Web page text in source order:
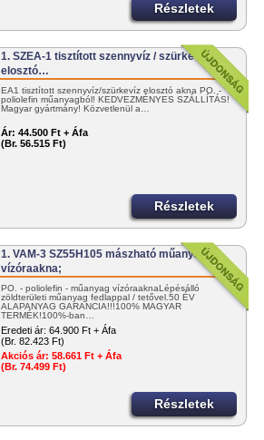
Részletek
1. SZEA-1 tisztított szennyvíz / szürkevíz
elosztó…
EA1 tisztított szennyvíz/szürkevíz elosztó akna PO. -
poliolefin műanyagból! KEDVEZMÉNYES SZÁLLÍTÁS!
Magyar gyártmány! Közvetlenül a…
Ár: 44.500 Ft + Áfa
(Br. 56.515 Ft)
Részletek
1. VAM-3 SZ55H105 mászható műanyag
vízóraakna;
PO. - poliolefin - műanyag vízóraaknaLépésálló
zöldterületi műanyag fedlappal / tetővel.50 ÉV
ALAPANYAG GARANCIA!!!100% MAGYAR
TERMÉK!100%-ban…
Eredeti ár: 64.900 Ft + Áfa
(Br. 82.423 Ft)
Akciós ár: 58.661 Ft + Áfa
(Br. 74.499 Ft)
Részletek